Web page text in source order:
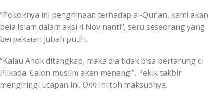
“Pokoknya ini penghinaan terhadap al-Qur’an, kami akan
bela Islam dalam aksi 4 Nov nanti”, seru seseorang yang
berpakaian jubah putih.
“Kalau Ahok ditangkap, maka dia tidak bisa bertarung di
Pilkada. Calon muslim akan menang!”. Pekik takbir
mengiringi ucapan ini. Ohh ini toh maksudnya.